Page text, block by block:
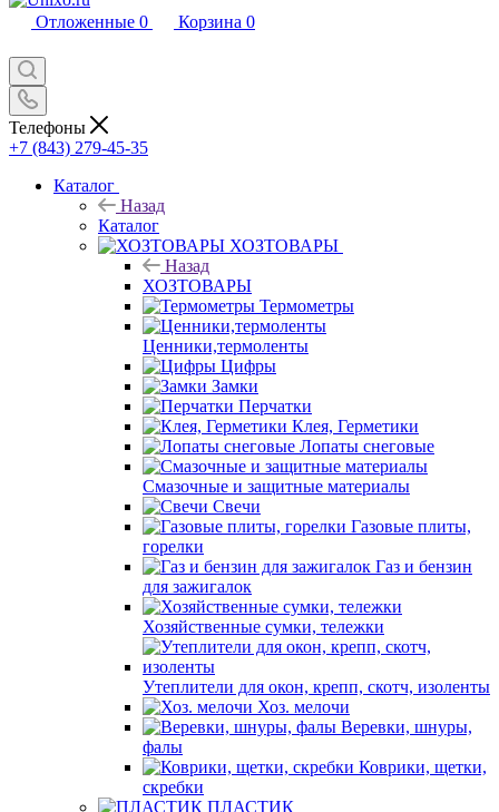
Отложенные 0 Корзина 0
Телефоны
+7 (843) 279-45-35
Каталог
Назад
Каталог
ХОЗТОВАРЫ
Назад
ХОЗТОВАРЫ
Термометры
Ценники,термоленты
Цифры
Замки
Перчатки
Клея, Герметики
Лопаты снеговые
Смазочные и защитные материалы
Свечи
Газовые плиты,
горелки
Газ и бензин
для зажигалок
Хозяйственные сумки, тележки
Утеплители для окон, крепп, скотч, изоленты
Хоз. мелочи
Веревки, шнуры,
фалы
Коврики, щетки,
скребки
ПЛАСТИК